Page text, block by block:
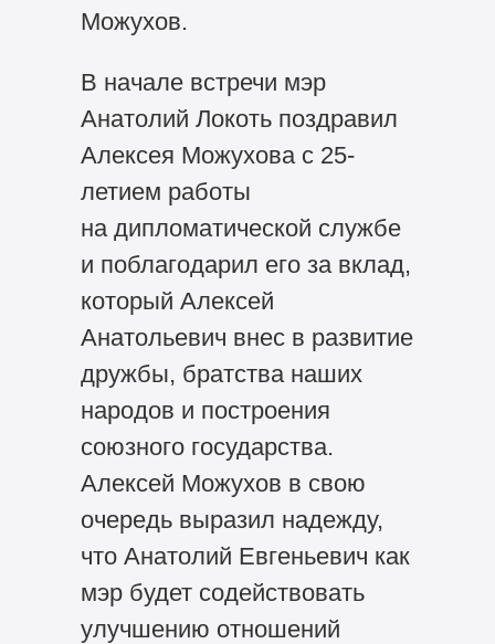
Можухов.
В начале встречи мэр
Анатолий Локоть поздравил
Алексея Можухова с 25-
летием работы
на дипломатической службе
и поблагодарил его за вклад,
который Алексей
Анатольевич внес в развитие
дружбы, братства наших
народов и построения
союзного государства.
Алексей Можухов в свою
очередь выразил надежду,
что Анатолий Евгеньевич как
мэр будет содействовать
улучшению отношений